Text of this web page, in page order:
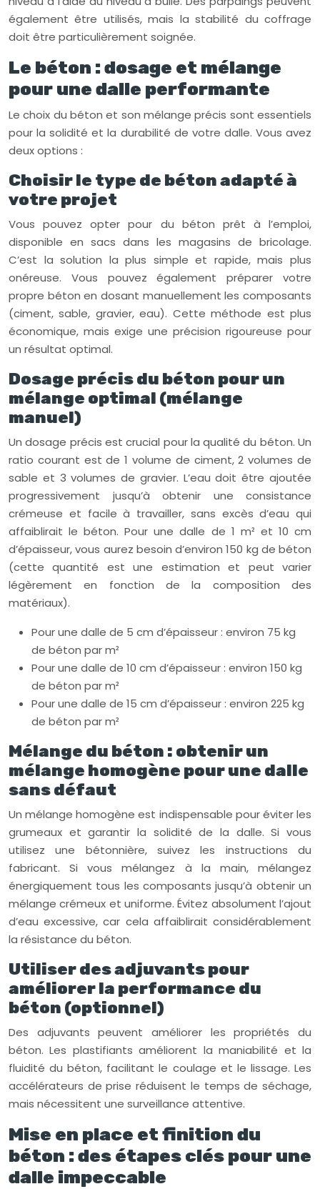
également être utilisés, mais la stabilité du coffrage
doit être particulièrement soignée.
Le béton : dosage et mélange
pour une dalle performante
Le choix du béton et son mélange précis sont essentiels
pour la solidité et la durabilité de votre dalle. Vous avez
deux options :
Choisir le type de béton adapté à
votre projet
Vous pouvez opter pour du béton prêt à l’emploi,
disponible en sacs dans les magasins de bricolage.
C’est la solution la plus simple et rapide, mais plus
onéreuse. Vous pouvez également préparer votre
propre béton en dosant manuellement les composants
(ciment, sable, gravier, eau). Cette méthode est plus
économique, mais exige une précision rigoureuse pour
un résultat optimal.
Dosage précis du béton pour un
mélange optimal (mélange
manuel)
Un dosage précis est crucial pour la qualité du béton. Un
ratio courant est de 1 volume de ciment, 2 volumes de
sable et 3 volumes de gravier. L’eau doit être ajoutée
progressivement jusqu’à obtenir une consistance
crémeuse et facile à travailler, sans excès d’eau qui
affaiblirait le béton. Pour une dalle de 1 m² et 10 cm
d’épaisseur, vous aurez besoin d’environ 150 kg de béton
(cette quantité est une estimation et peut varier
légèrement en fonction de la composition des
matériaux).
Pour une dalle de 5 cm d’épaisseur : environ 75 kg
de béton par m²
Pour une dalle de 10 cm d’épaisseur : environ 150 kg
de béton par m²
Pour une dalle de 15 cm d’épaisseur : environ 225 kg
de béton par m²
Mélange du béton : obtenir un
mélange homogène pour une dalle
sans défaut
Un mélange homogène est indispensable pour éviter les
grumeaux et garantir la solidité de la dalle. Si vous
utilisez une bétonnière, suivez les instructions du
fabricant. Si vous mélangez à la main, mélangez
énergiquement tous les composants jusqu’à obtenir un
mélange crémeux et uniforme. Évitez absolument l’ajout
d’eau excessive, car cela affaiblirait considérablement
la résistance du béton.
Utiliser des adjuvants pour
améliorer la performance du
béton (optionnel)
Des adjuvants peuvent améliorer les propriétés du
béton. Les plastifiants améliorent la maniabilité et la
fluidité du béton, facilitant le coulage et le lissage. Les
accélérateurs de prise réduisent le temps de séchage,
mais nécessitent une surveillance attentive.
Mise en place et finition du
béton : des étapes clés pour une
dalle impeccable